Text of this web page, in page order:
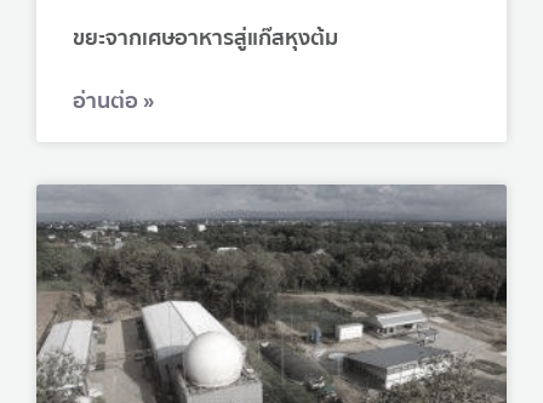
ขยะจากเศษอาหารสู่แก๊สหุงต้ม
อ่านต่อ »